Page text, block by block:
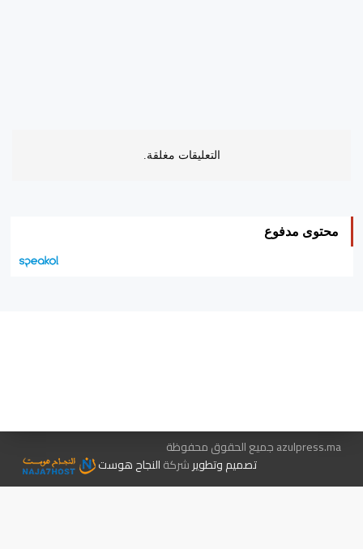
التعليقات مغلقة.
محتوى مدفوع
azulpress.ma جميع الحقوق محفوظة
تصميم وتطويرشركةالنجاح هوست